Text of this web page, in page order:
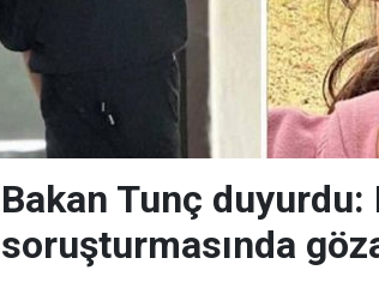
Bakan Tunç duyurdu:
soruşturmasında